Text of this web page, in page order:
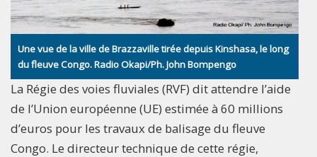
Une vue de la ville de Brazzaville tirée depuis Kinshasa, le long
du fleuve Congo. Radio Okapi/Ph. John Bompengo
La Régie des voies fluviales (RVF) dit attendre l’aide
de l’Union européenne (UE) estimée à 60 millions
d’euros pour les travaux de balisage du fleuve
Congo. Le directeur technique de cette régie,